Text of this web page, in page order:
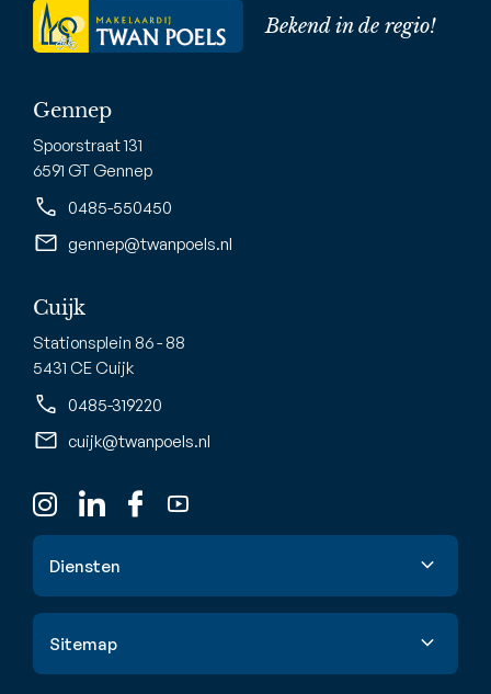
Bekend in de regio!
Gennep
Spoorstraat 131
6591 GT Gennep
0485-550450
gennep@twanpoels.nl
Cuijk
Stationsplein 86 - 88
5431 CE Cuijk
0485-319220
cuijk@twanpoels.nl
Diensten
Sitemap